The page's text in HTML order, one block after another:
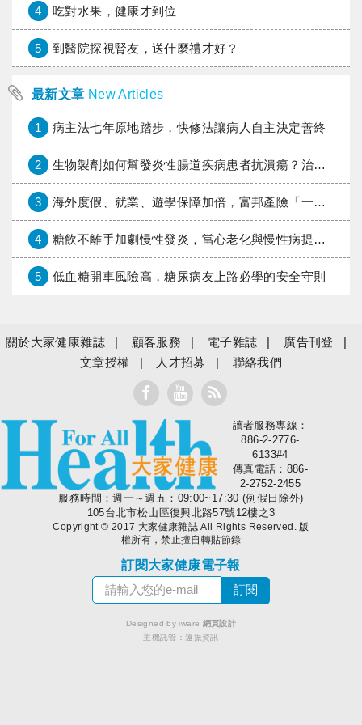
4 吃對水果，健康才到位
5 到醫院探視腎友，送什麼禮才好？
最新文章 New Articles
1 病主法七年原地踏步，快修法讓病人自主決定善終
2 生物製劑如何幫發炎性腸道疾病患者抗潰瘍？治療進展與健保給付困境一次看
3 海外度假、就業、遊學保障加倍，富邦產險「一期逐夢」專案加碼遠距醫療與緊急救援
4 糖飲不離手加劇慢性發炎，當心老化與慢性病提早報到
5 低血糖開車風險高，糖尿病友上路必學的安全守則
關於大家健康雜誌 顧客服務 電子雜誌
廣告刊登
文章授權
人才招募 聯絡我們
大家健康
讀者服務專線：
886-2-2776-
6133#4
傳真電話：886-
2-2752-2455
服務時間：週一～週五：09:00~17:30 (例假日除外)
105台北市松山區復興北路57號12樓之3
Copyright © 2017 大家健康雜誌 All Rights Reserved. 版
權所有，禁止擅自轉貼節錄
訂閱大家健康電子報
Designed by iware 網頁設計
主機託管：遠振資訊